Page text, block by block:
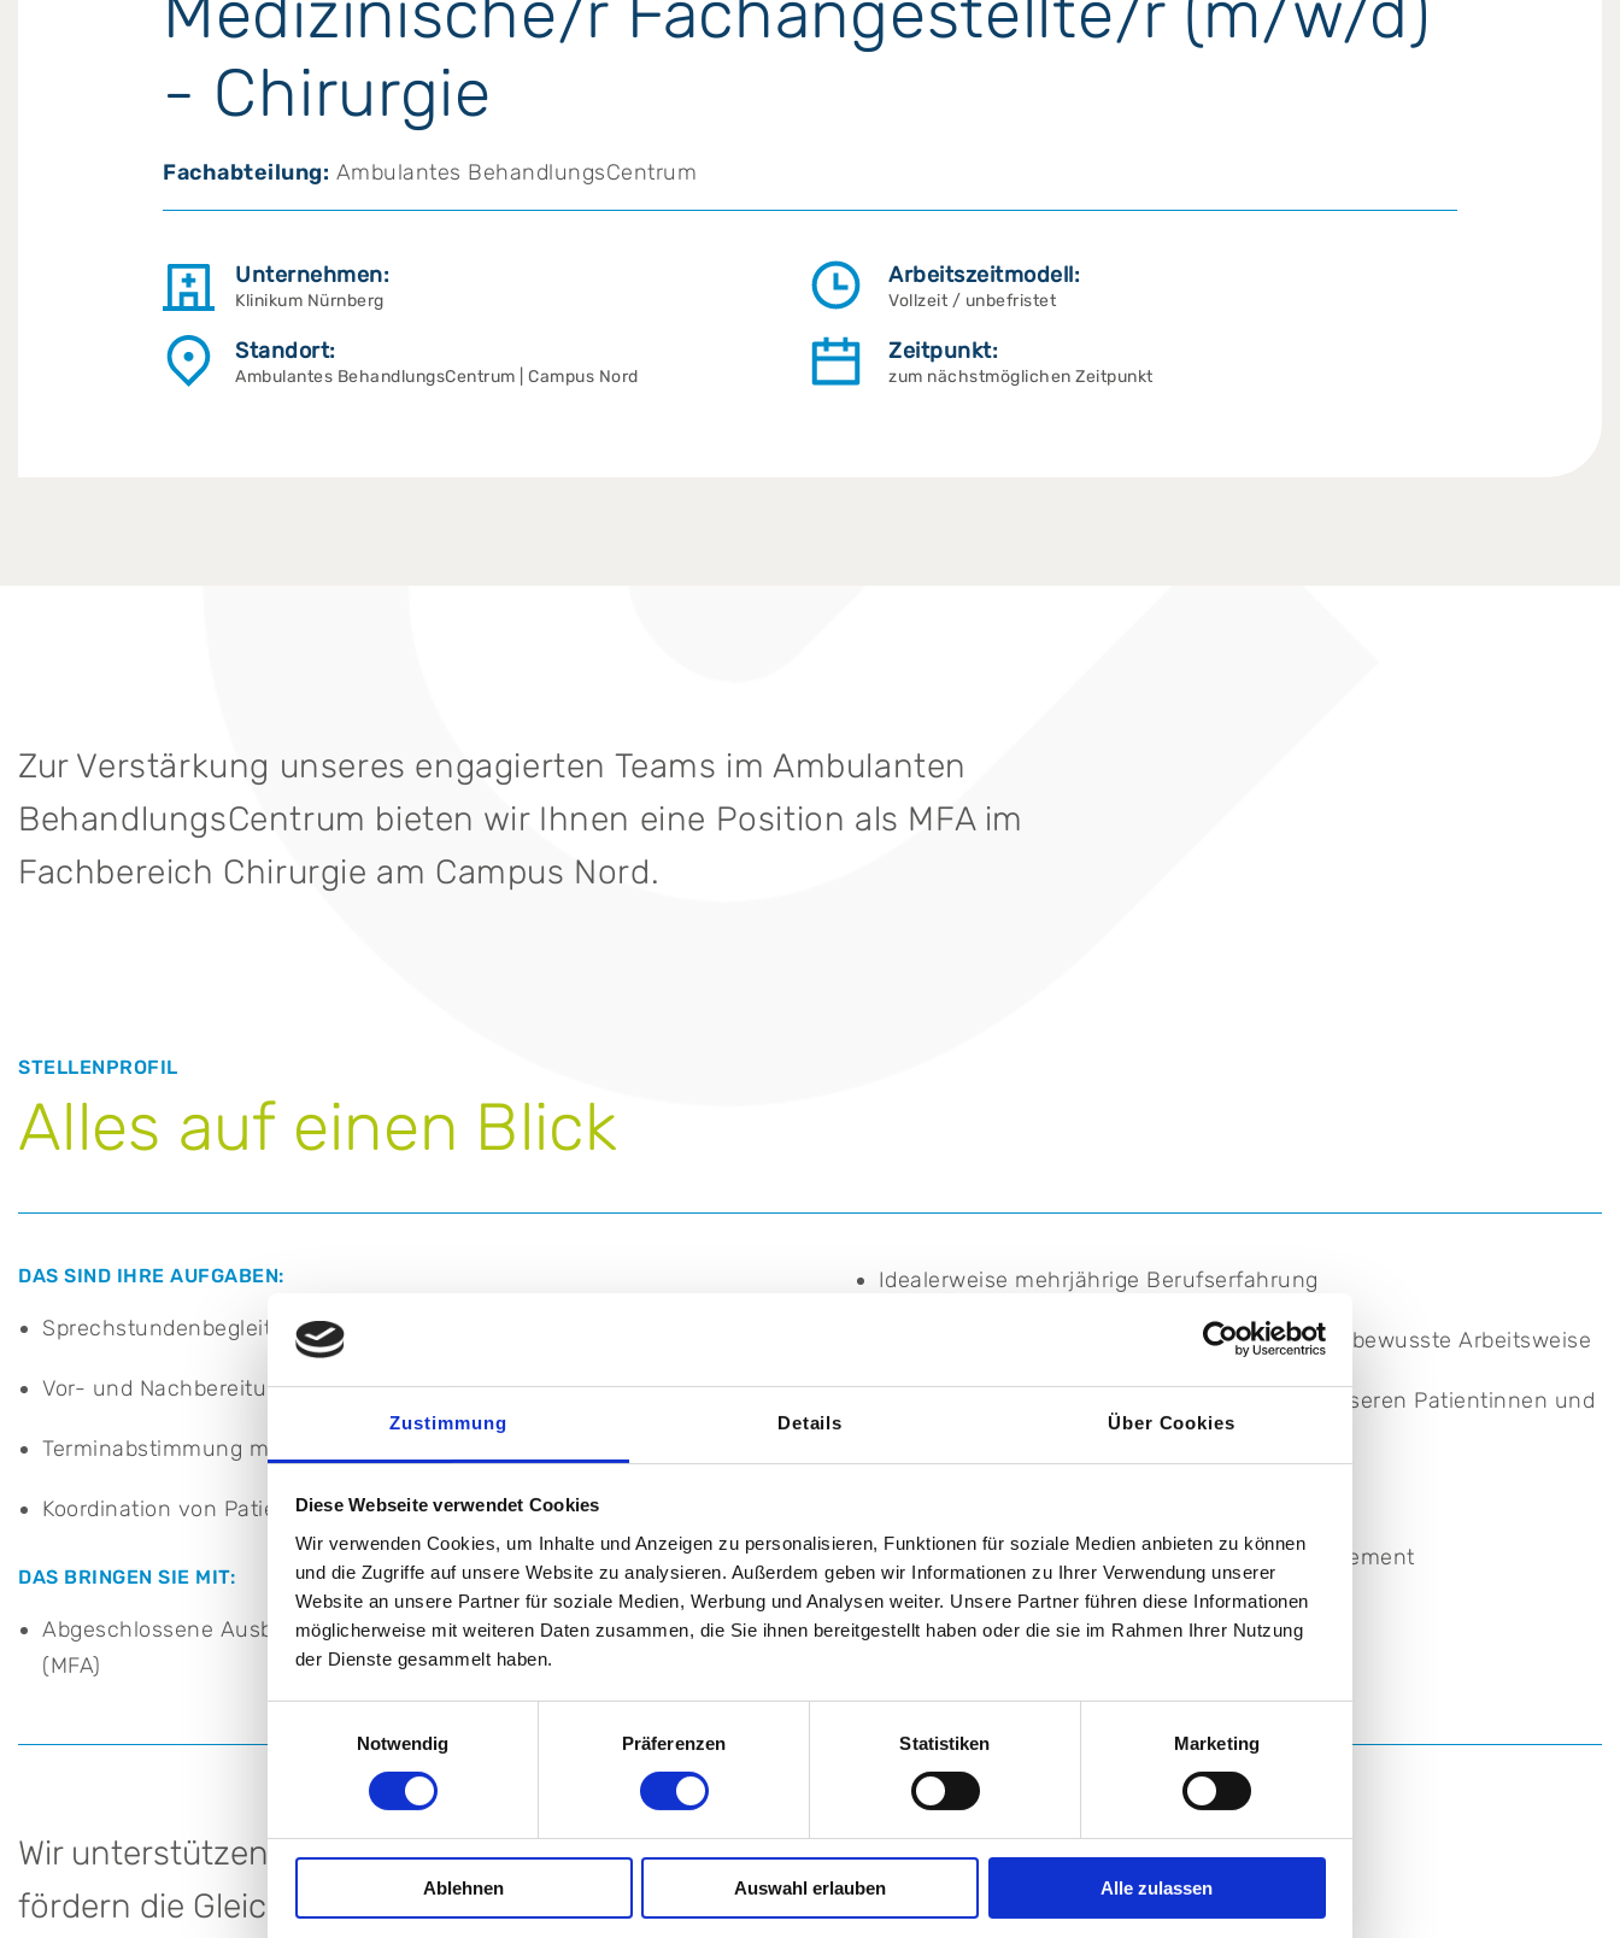
Zustimmung Details Über Cookies
Diese Webseite verwendet Cookies
Wir verwenden Cookies, um Inhalte und Anzeigen zu personalisieren, Funktionen für soziale Medien anbieten zu können
und die Zugriffe auf unsere Website zu analysieren. Außerdem geben wir Informationen zu Ihrer Verwendung unserer
Website an unsere Partner für soziale Medien, Werbung und Analysen weiter. Unsere Partner führen diese Informationen
möglicherweise mit weiteren Daten zusammen, die Sie ihnen bereitgestellt haben oder die sie im Rahmen Ihrer Nutzung
der Dienste gesammelt haben.
Notwendig
Präferenzen Statistiken Marketing
Ablehnen Auswahl erlauben Alle zulassen
- Chirurgie
Fachabteilung: Ambulantes BehandlungsCentrum
Unternehmen:
Klinikum Nürnberg
Standort:
Ambulantes BehandlungsCentrum | Campus Nord
Arbeitszeitmodell:
Vollzeit / unbefristet
Zeitpunkt:
zum nächstmöglichen Zeitpunkt
Zur Verstärkung unseres engagierten Teams im Ambulanten
BehandlungsCentrum bieten wir Ihnen eine Position als MFA im
Fachbereich Chirurgie am Campus Nord.
STELLENPROFIL
Alles auf einen Blick
DAS SIND IHRE AUFGABEN:
Sprechstundenbegleitung und –assistenz
Vor- und Nachbereitung unserer chirurgischen Sprechstunden
Terminabstimmung mit internen und externen Zuweisern
Koordination von Patientenanfragen
DAS BRINGEN SIE MIT:
Abgeschlossene Ausbildung als Medizinische/r Fachangestellte/r
(MFA)
Idealerweise mehrjährige Berufserfahrung
Selbständige, sorgfältige und verantwortungsbewusste Arbeitsweise
Herzlicher und empathischer Umgang mit unseren Patientinnen und
Teamgeist, Kommunikationstalent und Engagement
Wir unterstützen aktiv die Vereinbarkeit von Beruf und Familie und
fördern die Gleichstellung aller Mitarbeiterinnen und Mitarbeiter.